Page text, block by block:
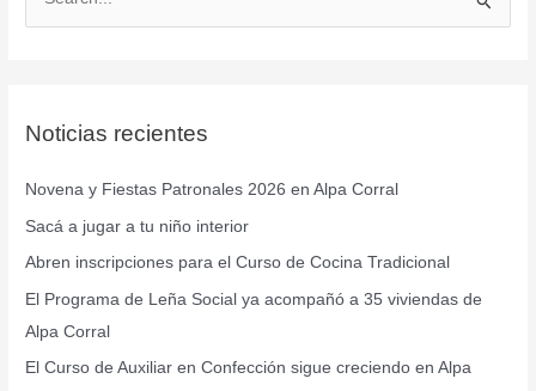
a
p
o
r
:
Noticias recientes
Novena y Fiestas Patronales 2026 en Alpa Corral
Sacá a jugar a tu niño interior
Abren inscripciones para el Curso de Cocina Tradicional
El Programa de Leña Social ya acompañó a 35 viviendas de
Alpa Corral
El Curso de Auxiliar en Confección sigue creciendo en Alpa